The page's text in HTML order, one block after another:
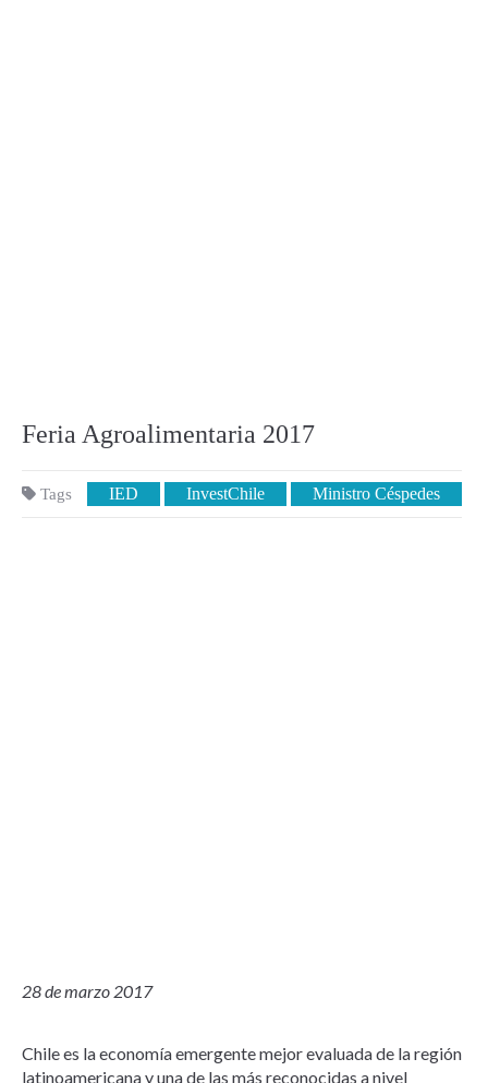
Feria Agroalimentaria 2017
Tags IED InvestChile Ministro Céspedes
28 de marzo 2017
Chile es la economía emergente mejor evaluada de la región
latinoamericana y una de las más reconocidas a nivel